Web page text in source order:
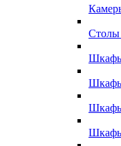
Столы
Шкафы